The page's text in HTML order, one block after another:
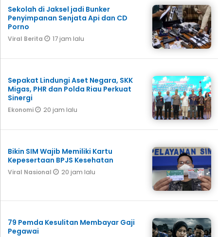
Sekolah di Jaksel jadi Bunker
Penyimpanan Senjata Api dan CD
Porno
Viral Berita 17 jam lalu
Sepakat Lindungi Aset Negara, SKK
Migas, PHR dan Polda Riau Perkuat
Sinergi
Ekonomi 20 jam lalu
Bikin SIM Wajib Memiliki Kartu
Kepesertaan BPJS Kesehatan
Viral Nasional 20 jam lalu
79 Pemda Kesulitan Membayar Gaji
Pegawai